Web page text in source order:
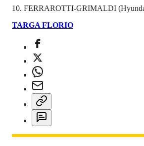
10. FERRAROTTI-GRIMALDI
TARGA FLORIO